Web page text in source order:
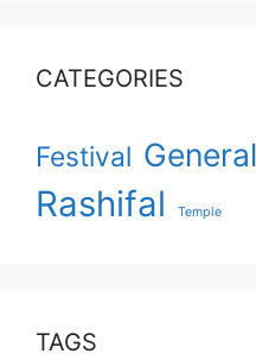
CATEGORIES
Festival General
Rashifal Temple
TAGS